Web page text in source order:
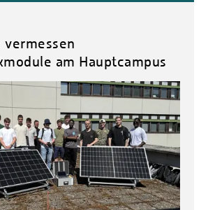
vermessen
am Hauptcampus